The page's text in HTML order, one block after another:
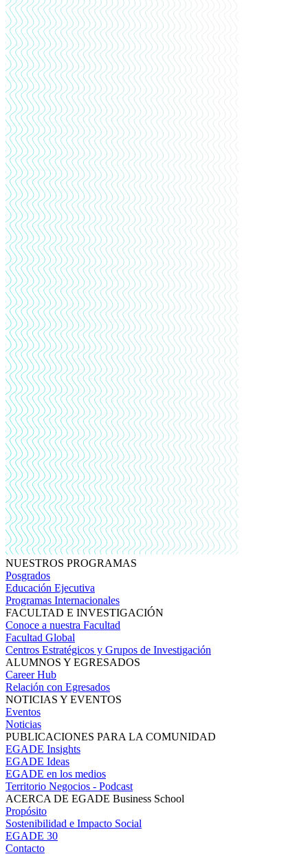
NUESTROS PROGRAMAS
Posgrados
Educación Ejecutiva
Programas Internacionales
FACULTAD E INVESTIGACIÓN
Conoce a nuestra Facultad
Facultad Global
Centros Estratégicos y Grupos de Investigación
ALUMNOS Y EGRESADOS
Career Hub
Relación con Egresados
NOTICIAS Y EVENTOS
Eventos
Noticias
PUBLICACIONES PARA LA COMUNIDAD
EGADE Insights
EGADE Ideas
EGADE en los medios
Territorio Negocios - Podcast
ACERCA DE EGADE Business School
Propósito
Sostenibilidad e Impacto Social
EGADE 30
Contacto